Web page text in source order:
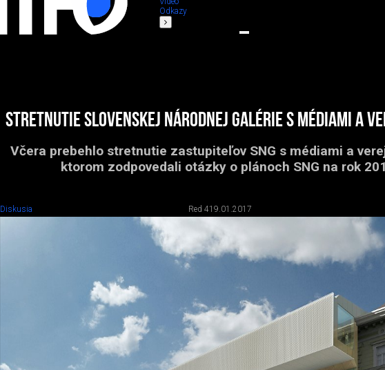
Odkazy
Stretnutie Slovenskej národnej galérie s médiami a
Včera prebehlo stretnutie zastupiteľov SNG s médiami a
ktorom zodpovedali otázky o plánoch SNG na rok
Diskusia Red 419.01.2017